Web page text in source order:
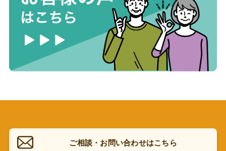
ご相談・お問い合わせはこちら